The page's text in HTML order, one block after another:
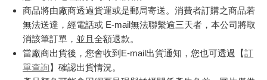
商品將由廠商透過貨運或是郵局寄送。消費者訂購之商品若
無法送達，經電話或 E-mail無法聯繫逾三天者，本公司將取
消該筆訂單，並且全額退款。
當廠商出貨後，您會收到E-mail出貨通知，您也可透過【訂
單查詢】確認出貨情況。